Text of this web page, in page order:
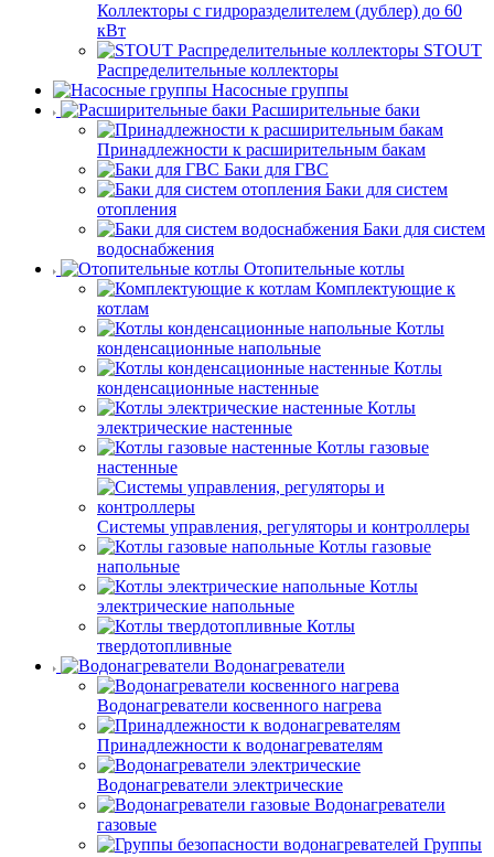
Коллекторы с гидроразделителем (дублер) до 60
кВт
STOUT
Распределительные коллекторы
Насосные группы
Расширительные баки
Принадлежности к расширительным бакам
Баки для ГВС
Баки для систем
отопления
Баки для систем
водоснабжения
Отопительные котлы
Комплектующие к
котлам
Котлы
конденсационные напольные
Котлы
конденсационные настенные
Котлы
электрические настенные
Котлы газовые
настенные
Системы управления, регуляторы и контроллеры
Котлы газовые
напольные
Котлы
электрические напольные
Котлы
твердотопливные
Водонагреватели
Водонагреватели косвенного нагрева
Принадлежности к водонагревателям
Водонагреватели электрические
Водонагреватели
газовые
Группы